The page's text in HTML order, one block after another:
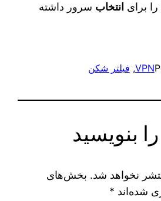
برای انتخاب سرور داشته
VPN
, فیلتر شکن
بنویسید
نخواهد شد. بخش‌های
شده‌اند *